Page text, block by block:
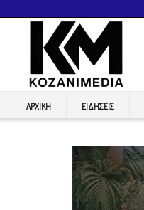
ΑΡΧΙΚΉ ΕΙΔΉΣΕΙΣ